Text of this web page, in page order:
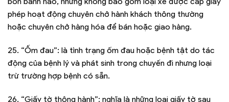
phép hoạt động chuyên chở hành khách thông thường
hoặc chuyên chở hàng hóa để bán hoặc giao hàng.
25. “Ốm đau”: là tình trạng ốm đau hoặc bệnh tật do tác
động của bệnh lý và phát sinh trong chuyến đi nhưng loại
trừ trường hợp bệnh có sẵn.
26. “Giấy tờ thông hành”: nghĩa là những loại giấy tờ sau